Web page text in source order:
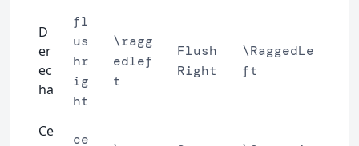
D
er
ec
ha
fl
us
hr
ig
ht
\ragg
edlef
t
Flush
Right
\RaggedLe
ft
Ce
ce